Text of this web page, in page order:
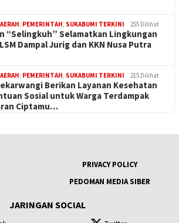
, PEMERINTAH, SUKABUMI TERKINI 255 Dilihat
“Selingkuh” Selamatkan Lingkungan
Dampal Jurig dan KKN Nusa Putra
, PEMERINTAH, SUKABUMI TERKINI 215 Dilihat
Berikan Layanan Kesehatan
Sosial untuk Warga Terdampak
Ciptamu…
PRIVACY POLICY
PEDOMAN MEDIA SIBER
JARINGAN SOCIAL